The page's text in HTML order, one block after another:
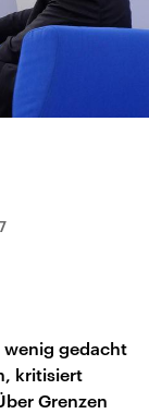
wenig gedacht
kritisiert
Grenzen